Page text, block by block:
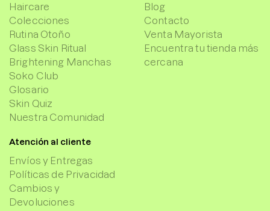
Haircare
Colecciones
Rutina Otoño
Glass Skin Ritual
Brightening Manchas
Soko Club
Glosario
Skin Quiz
Nuestra Comunidad
Blog
Contacto
Venta Mayorista
Encuentra tu tienda más
cercana
Atención al cliente
Envíos y Entregas
Políticas de Privacidad
Cambios y
Devoluciones